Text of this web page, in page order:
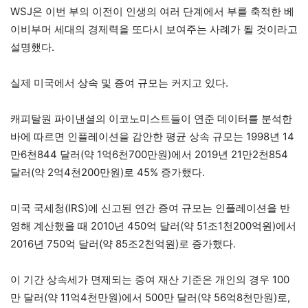
WSJ은 이번 부의 이전이 인생의 여러 단계에서 부를 축적한 베
이비부머 세대의 경제력을 또다시 보여주는 사례가 될 것이라고
설명했다.
실제 미국에서 상속 및 증여 규모는 커지고 있다.
캐피탈원 파이낸셜의 이코노미스트들이 연준 데이터를 분석한
바에 따르면 인플레이션을 감안한 평균 상속 규모는 1998년 14
만6천844 달러(약 1억6천700만원)에서 2019년 21만2천854
달러(약 2억4천200만원)로 45% 증가했다.
미국 국세청(IRS)에 신고된 연간 증여 규모는 인플레이션을 반
영해 계산했을 때 2010년 450억 달러(약 51조1천200억원)에서
2016년 750억 달러(약 85조2천억원)로 증가했다.
이 기간 상속세가 면제되는 증여 재산 기준은 개인의 경우 100
만 달러(약 11억4천만원)에서 500만 달러(약 56억8천만원)로,